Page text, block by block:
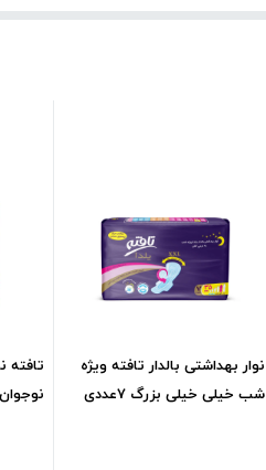
نوار بهداشتی بالدار تافته ویژه
شب خیلی خیلی بزرگ 7عددی
تافته
نوجوان 7